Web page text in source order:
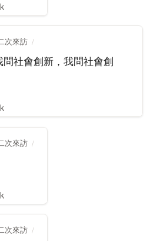
次來訪
社會創新，我問社會創
次來訪
次來訪